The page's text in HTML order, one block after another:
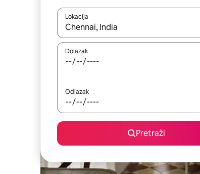
Lokacija
Kada budu dostupni rezultati, moći ćete
Dolazak
Odlazak
Pretraži